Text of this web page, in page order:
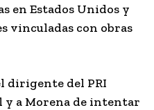
en Estados Unidos y
vinculadas con obras
dirigente del PRI
y a Morena de intentar